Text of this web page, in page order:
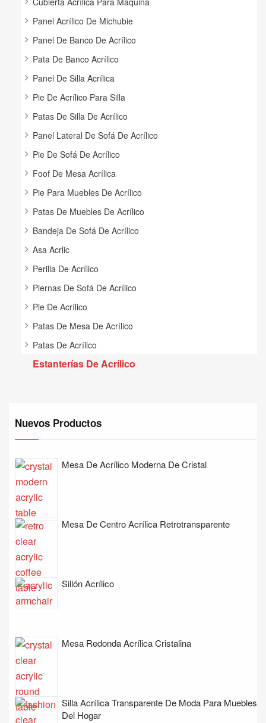
Panel Acrílico De Michubie
Panel De Banco De Acrílico
Pata De Banco Acrílico
Panel De Silla Acrílica
Pie De Acrílico Para Silla
Patas De Silla De Acrílico
Panel Lateral De Sofá De Acrílico
Pie De Sofá De Acrílico
Foof De Mesa Acrílica
Pie Para Muebles De Acrílico
Patas De Muebles De Acrílico
Bandeja De Sofá De Acrílico
Asa Acrlic
Perilla De Acrílico
Piernas De Sofá De Acrílico
Pie De Acrílico
Patas De Mesa De Acrílico
Patas De Acrílico
Estanterías De Acrílico
Nuevos Productos
Mesa De Acrílico Moderna De Cristal
Mesa De Centro Acrílica Retrotransparente
Sillón Acrílico
Mesa Redonda Acrílica Cristalina
Silla Acrílica Transparente De Moda Para Muebles
Del Hogar